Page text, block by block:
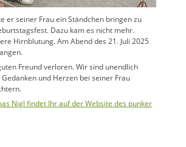
er seiner Frau ein Ständchen bringen zu
Dazu kam es nicht mehr.
Hirnblutung. Am Abend des 21. Juli 2025
Freund verloren. Wir sind unendlich
und Herzen bei seiner Frau
Nigl findet Ihr auf der Website des punker